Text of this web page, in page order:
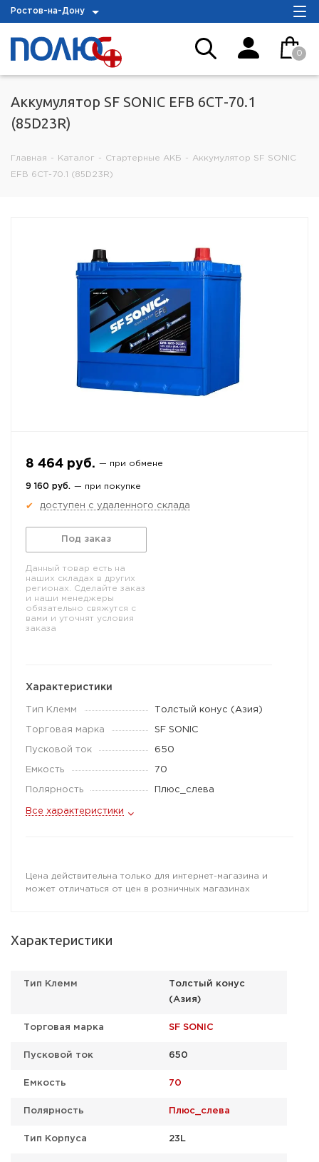
Ростов-на-Дону
0
Аккумулятор SF SONIC EFB 6СТ-70.1
(85D23R)
Главная - Каталог - Стартерные АКБ - Аккумулятор SF SONIC
EFB 6СТ-70.1 (85D23R)
8 464 руб. — при обмене
9 160 руб. — при покупке
✔ доступен с удаленного склада
Под заказ
Данный товар есть на
наших складах в других
регионах. Сделайте заказ
и наши менеджеры
обязательно свяжутся с
вами и уточнят условия
заказа
Характеристики
Тип Клемм Толстый конус (Азия)
Торговая марка SF SONIC
Пусковой ток 650
Емкость 70
Полярность Плюс_слева
Все характеристики
Цена действительна только для интернет-магазина и
может отличаться от цен в розничных магазинах
Характеристики
Тип Клемм
Толстый конус
(Азия)
Торговая марка SF SONIC
Пусковой ток 650
Емкость 70
Полярность Плюс_слева
Тип Корпуса 23L